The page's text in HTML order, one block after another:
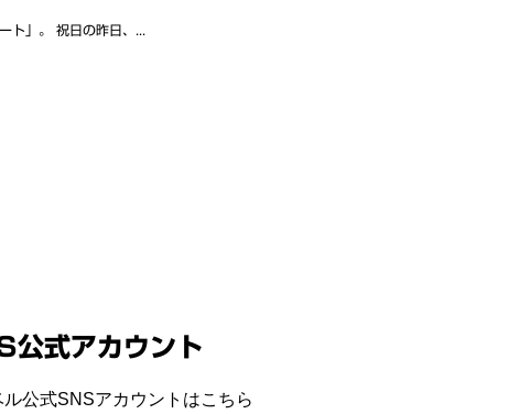
ト」。 祝日の昨日、...
公式アカウント
公式SNSアカウントはこちら